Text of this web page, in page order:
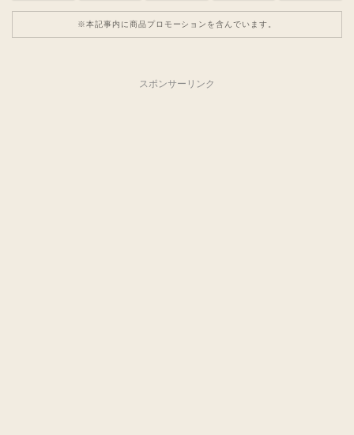
※本記事内に商品プロモーションを含んでいます。
スポンサーリンク